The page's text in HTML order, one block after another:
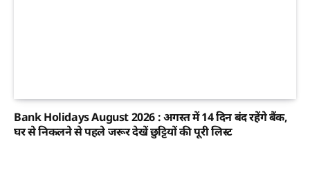
Bank Holidays August 2026 : अगस्त में 14 दिन बंद रहेंगे बैंक,
घर से निकलने से पहले जरूर देखें छुट्टियों की पूरी लिस्ट